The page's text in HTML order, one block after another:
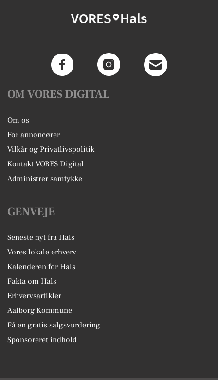
VORES Hals
OM VORES DIGITAL
Om os
For annoncører
Vilkår og Privatlivspolitik
Kontakt VORES Digital
Administrer samtykke
GENVEJE
Seneste nyt fra Hals
Vores lokale erhverv
Kalenderen for Hals
Fakta om Hals
Erhvervsartikler
Aalborg Kommune
Få en gratis salgsvurdering
Sponsoreret indhold